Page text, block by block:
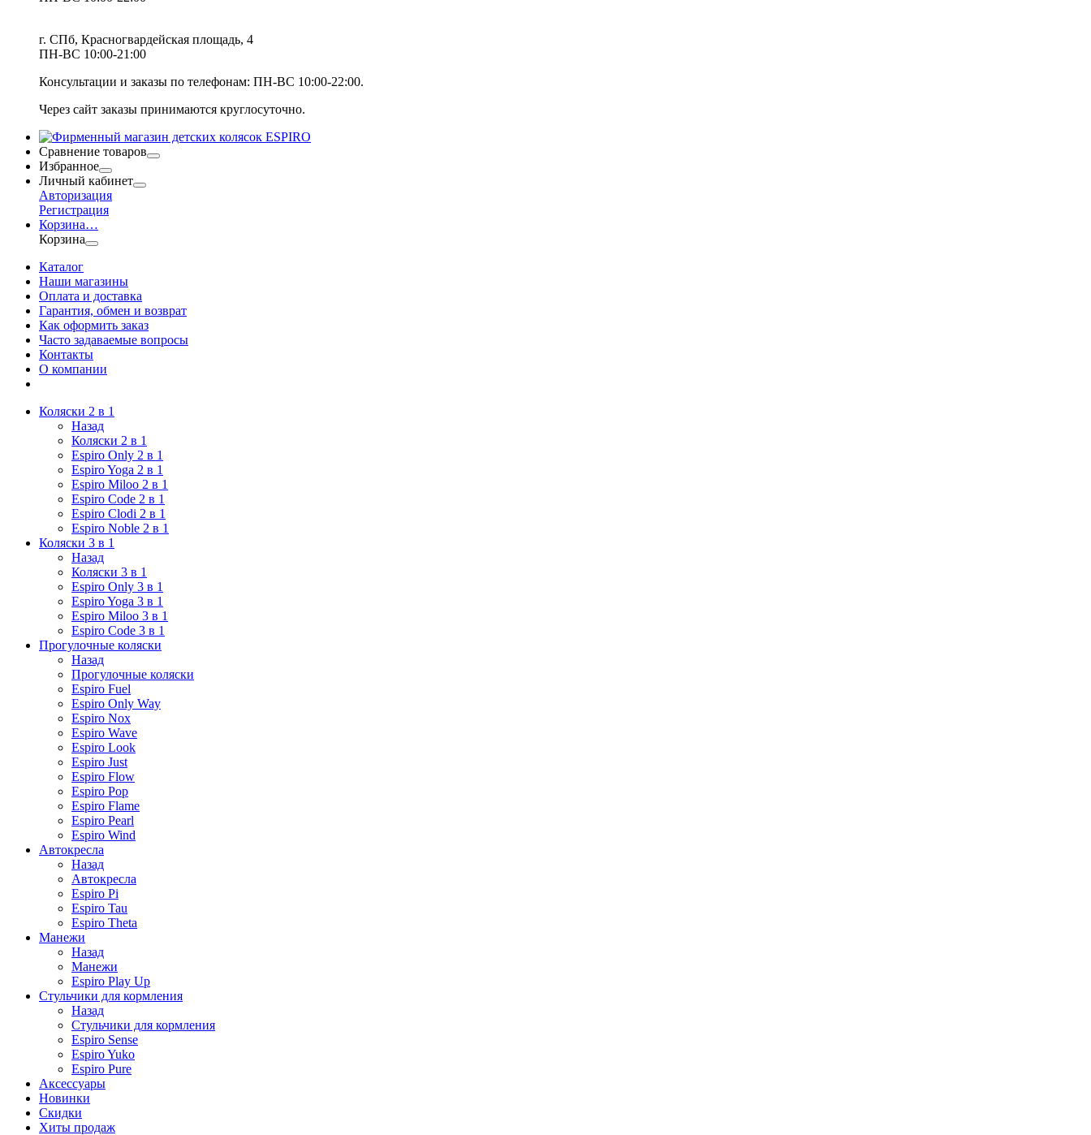
г. СПб, Красногвардейская площадь, 4
ПН-ВС 10:00-21:00
Консультации и заказы по телефонам: ПН-ВС 10:00-22:00.
Через сайт заказы принимаются круглосуточно.
Сравнение товаров
Избранное
Личный кабинет
Авторизация
Регистрация
Корзина…
Корзина
Каталог
Наши магазины
Оплата и доставка
Гарантия, обмен и возврат
Как оформить заказ
Часто задаваемые вопросы
Контакты
О компании
Коляски 2 в 1
Назад
Коляски 2 в 1
Espiro Only 2 в 1
Espiro Yoga 2 в 1
Espiro Miloo 2 в 1
Espiro Code 2 в 1
Espiro Clodi 2 в 1
Espiro Noble 2 в 1
Коляски 3 в 1
Назад
Коляски 3 в 1
Espiro Only 3 в 1
Espiro Yoga 3 в 1
Espiro Miloo 3 в 1
Espiro Code 3 в 1
Прогулочные коляски
Назад
Прогулочные коляски
Espiro Fuel
Espiro Only Way
Espiro Nox
Espiro Wave
Espiro Look
Espiro Just
Espiro Flow
Espiro Pop
Espiro Flame
Espiro Pearl
Espiro Wind
Автокресла
Назад
Автокресла
Espiro Pi
Espiro Tau
Espiro Theta
Манежи
Назад
Манежи
Espiro Play Up
Стульчики для кормления
Назад
Стульчики для кормления
Espiro Sense
Espiro Yuko
Espiro Pure
Аксессуары
Новинки
Скидки
Хиты продаж